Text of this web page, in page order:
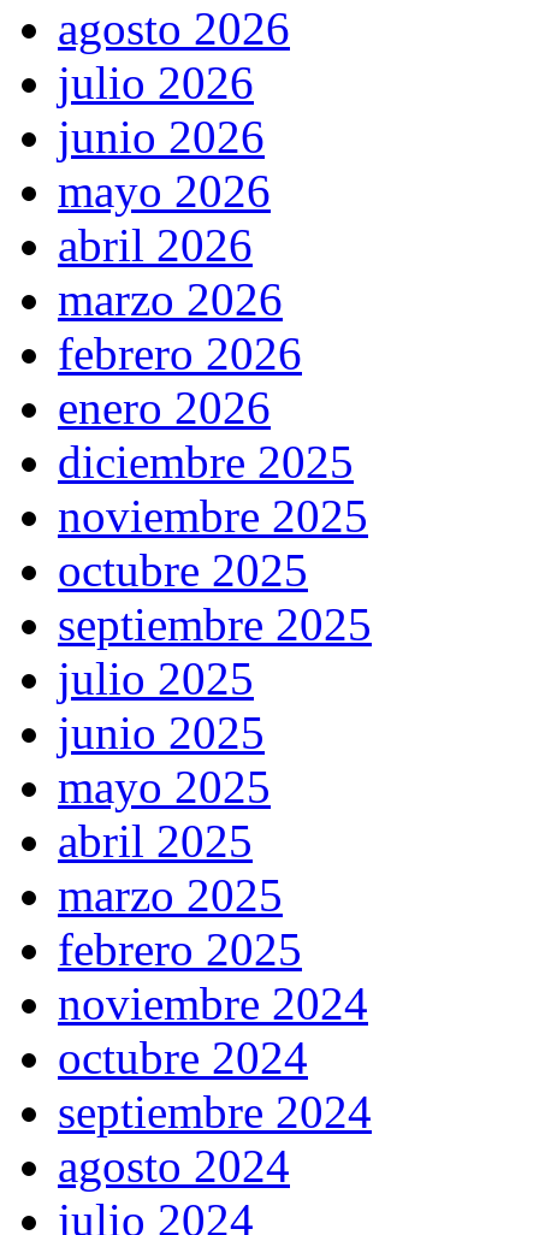
agosto 2026
julio 2026
junio 2026
mayo 2026
abril 2026
marzo 2026
febrero 2026
enero 2026
diciembre 2025
noviembre 2025
octubre 2025
septiembre 2025
julio 2025
junio 2025
mayo 2025
abril 2025
marzo 2025
febrero 2025
noviembre 2024
octubre 2024
septiembre 2024
agosto 2024
julio 2024